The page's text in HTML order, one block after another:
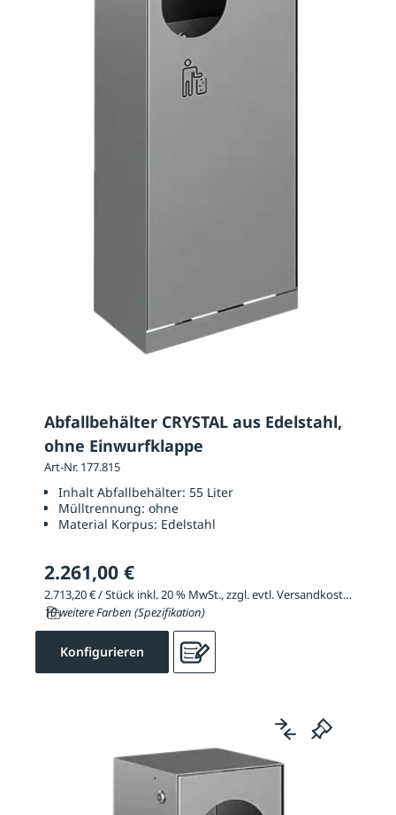
Abfallbehälter CRYSTAL aus Edelstahl,
ohne Einwurfklappe
Art-Nr. 177.815
Inhalt Abfallbehälter: 55 Liter
Mülltrennung: ohne
Material Korpus: Edelstahl
2.261,00 €
2.713,20 € / Stück inkl. 20 % MwSt., zzgl. evtl. Versandkosten
10 weitere Farben (Spezifikation)
Konfigurieren